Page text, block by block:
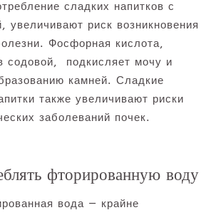
сладких напитков с
увеличивают риск возникновения
Фосфорная кислота,
содовой, подкисляет мочу и
камней. Сладкие
также увеличивают риски
заболеваний почек.
фторированную воду
вода — крайне